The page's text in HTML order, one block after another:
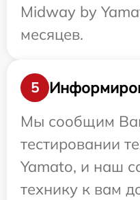
Midway by
месяцев.
5
Мы сообщим
тестировании
Yamato, и наш
технику к вам